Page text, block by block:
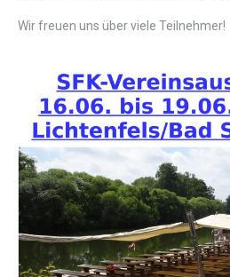
Wir freuen uns über viele Teilnehmer!